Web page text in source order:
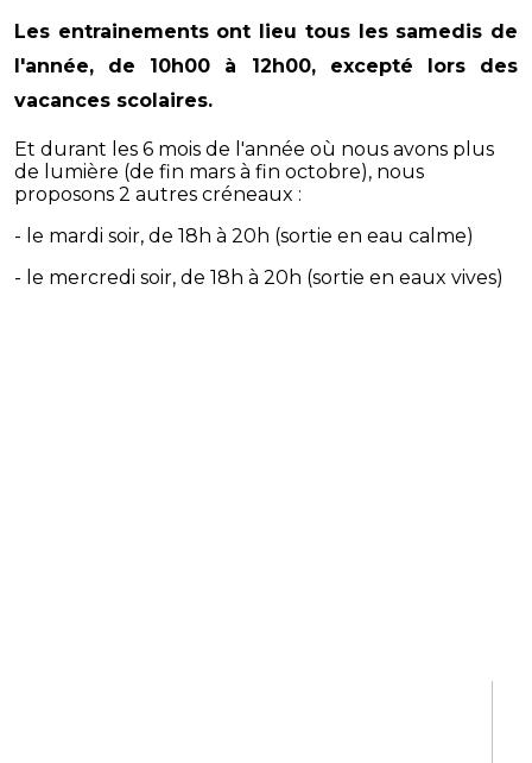
Les entrainements ont lieu tous les samedis de
l'année, de 10h00 à 12h00, excepté lors des
vacances scolaires.
Et durant les 6 mois de l'année où nous avons plus
de lumière (de fin mars à fin octobre), nous
proposons 2 autres créneaux :
- le mardi soir, de 18h à 20h (sortie en eau calme)
- le mercredi soir, de 18h à 20h (sortie en eaux vives)